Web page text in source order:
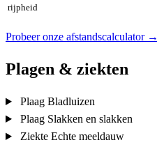
rijpheid
Probeer onze afstandscalculator →
Plagen & ziekten
Plaag Bladluizen
Plaag Slakken en slakken
Ziekte Echte meeldauw